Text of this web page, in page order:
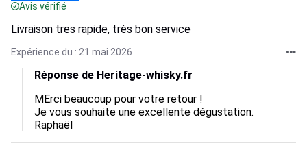
Avis vérifié
Livraison tres rapide, très bon service
Expérience du : 21 mai 2026
Réponse de Heritage-whisky.fr
MErci beaucoup pour votre retour !
Je vous souhaite une excellente dégustation.
Raphaël